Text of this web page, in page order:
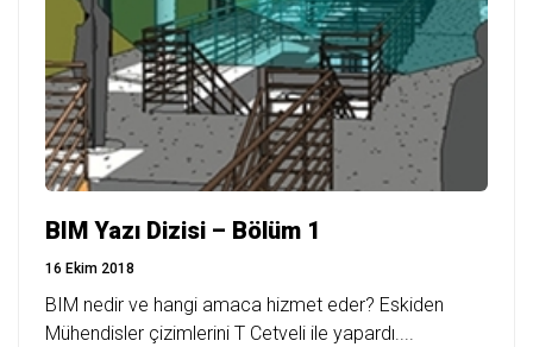
BIM Yazı Dizisi – Bölüm 1
16 Ekim 2018
BIM nedir ve hangi amaca hizmet eder? Eskiden
Mühendisler çizimlerini T Cetveli ile yapardı....